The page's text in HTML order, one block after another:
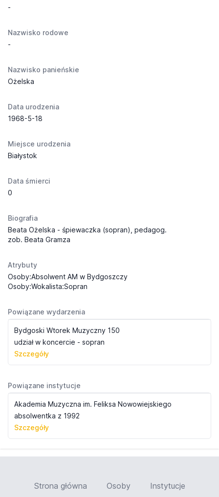
-
Nazwisko rodowe
-
Nazwisko panieńskie
Ożelska
Data urodzenia
1968-5-18
Miejsce urodzenia
Białystok
Data śmierci
0
Biografia
Beata Ożelska - śpiewaczka (sopran), pedagog.
zob. Beata Gramza
Atrybuty
Osoby:Absolwent AM w Bydgoszczy
Osoby:Wokalista:Sopran
Powiązane wydarzenia
Bydgoski Wtorek Muzyczny 150
udział w koncercie - sopran
Szczegóły
Powiązane instytucje
Akademia Muzyczna im. Feliksa Nowowiejskiego
absolwentka z 1992
Szczegóły
Strona główna Osoby Instytucje